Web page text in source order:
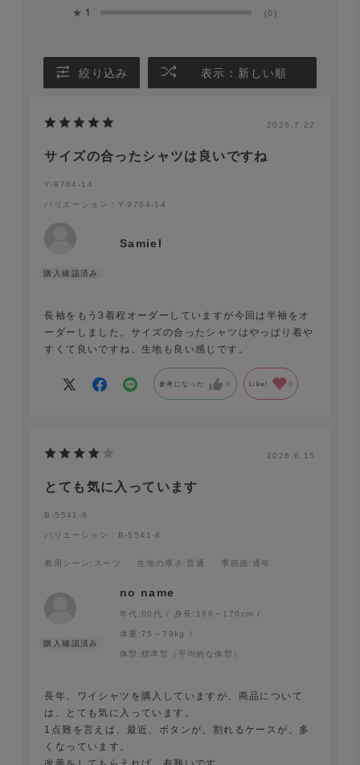
★ 1 (0)
絞り込み 表示：新しい順
2026.7.22
サイズの合ったシャツは良いですね
Y-9764-14
バリエーション：Y-9764-14
Samiel
長袖をもう3着程オーダーしていますが今回は半袖をオ
ーダーしました。サイズの合ったシャツはやっぱり着や
すくて良いですね。生地も良い感じです。
参考になった 0 Like! 0
2026.6.15
とても気に入っています
B-5541-8
バリエーション：B-5541-8
着用シーン :スーツ 生地の厚さ :普通 季節感:通年
no name
年代:60代 身長: 166～170cm
体重: 75～79kg
体型:標準型（平均的な体型）
長年、ワイシャツを購入していますが、商品について
は、とても気に入っています。
1点難を言えば、最近、ボタンが、割れるケースが、多
くなっています。